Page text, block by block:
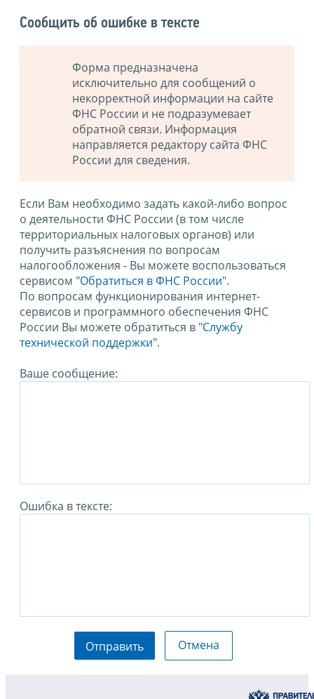
Сообщить об ошибке в тексте
Форма предназначена
исключительно для сообщений о
некорректной информации на сайте
ФНС России и не подразумевает
обратной связи. Информация
направляется редактору сайта ФНС
России для сведения.
Если Вам необходимо задать какой-либо вопрос
о деятельности ФНС России (в том числе
территориальных налоговых органов) или
получить разъяснения по вопросам
налогообложения - Вы можете воспользоваться
сервисом "Обратиться в ФНС России".
По вопросам функционирования интернет-
сервисов и программного обеспечения ФНС
России Вы можете обратиться в "Службу
технической поддержки".
Ваше сообщение:
Ошибка в тексте:
Отправить Отмена